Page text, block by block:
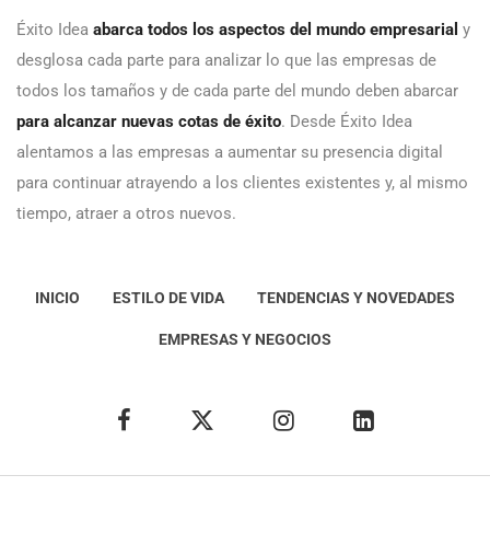
Éxito Idea abarca todos los aspectos del mundo empresarial y
desglosa cada parte para analizar lo que las empresas de
todos los tamaños y de cada parte del mundo deben abarcar
para alcanzar nuevas cotas de éxito. Desde Éxito Idea
alentamos a las empresas a aumentar su presencia digital
para continuar atrayendo a los clientes existentes y, al mismo
tiempo, atraer a otros nuevos.
INICIO ESTILO DE VIDA TENDENCIAS Y NOVEDADES
EMPRESAS Y NEGOCIOS